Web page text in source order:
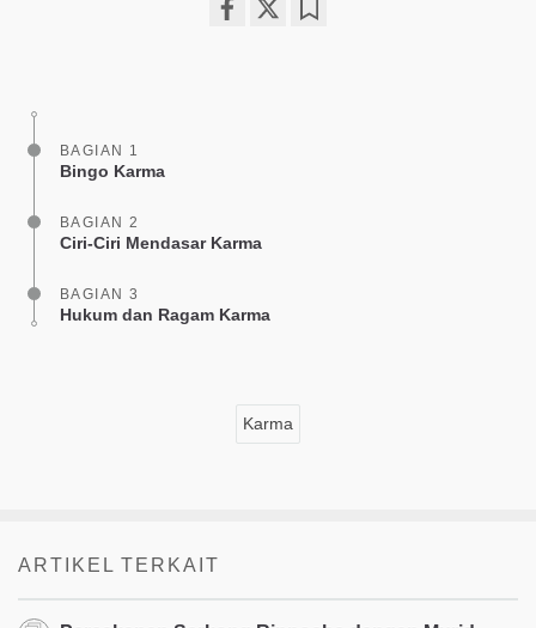
BAGIAN 1
Bingo Karma
BAGIAN 2
Ciri-Ciri Mendasar Karma
BAGIAN 3
Hukum dan Ragam Karma
Karma
ARTIKEL TERKAIT